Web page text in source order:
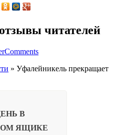
читателей
» Уфалейникель прекращает
В
ЯЩИКЕ